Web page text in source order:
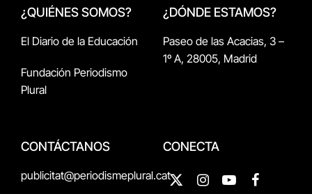
¿QUIÉNES SOMOS?
El Diario de la Educación
Fundación Periodismo
Plural
¿DÓNDE ESTAMOS?
Paseo de las Acacias, 3 –
1º A, 28005, Madrid
CONTÁCTANOS
publicitat@periodismeplural.cat
CONECTA
X
InstagramYouTubeFacebook